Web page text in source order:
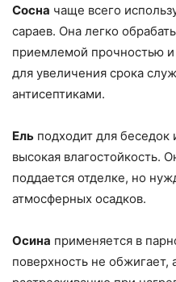
Сосна чаще всего
сараев. Она легко
приемлемой прочностью
для увеличения срока
антисептиками.
Ель подходит для беседок
высокая влагостойкость.
поддается отделке, но
атмосферных осадков.
Осина применяется в
поверхность не обжигает,